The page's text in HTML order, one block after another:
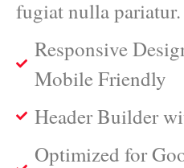
fugiat nulla pariatur.
Responsive
Mobile Friendly
Header Builder
Optimized for